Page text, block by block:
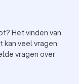
Het vinden van
kan veel vragen
vragen over